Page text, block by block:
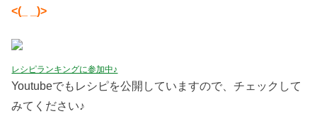
<(_ _)>
レシピランキングに参加中♪
Youtubeでもレシピを公開していますので、チェックして
みてください♪